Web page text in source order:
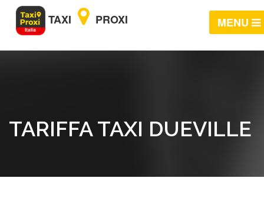
TAXI PROXI MENU
TARIFFA TAXI DUEVILLE